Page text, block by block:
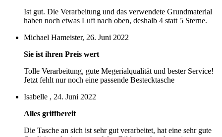
Ist gut. Die Verarbeitung und das verwendete Grundmaterial
haben noch etwas Luft nach oben, deshalb 4 statt 5 Sterne.
Michael Hameister, 26. Juni 2022
Sie ist ihren Preis wert
Tolle Verarbeitung, gute Megerialqualität und bester Service!
Jetzt fehlt nur noch eine passende Bestecktasche
Isabelle , 24. Juni 2022
Alles griffbereit
Die Tasche an sich ist sehr gut verarbeitet, hat eine sehr gute